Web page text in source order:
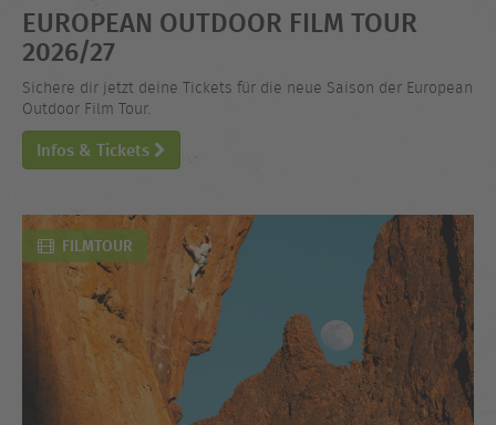
EUROPEAN OUTDOOR FILM TOUR
2026/27
Sichere dir jetzt deine Tickets für die neue Saison der European
Outdoor Film Tour.
Infos & Tickets
FILMTOUR